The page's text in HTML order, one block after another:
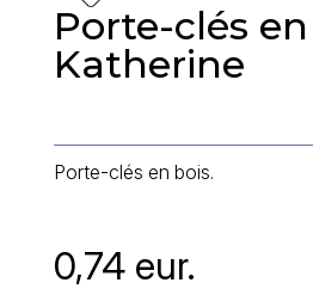
0,74 eur.
Porte-clés
Katherine
Porte-clés en bois.